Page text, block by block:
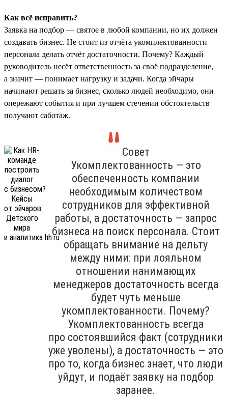
Как всё исправить?
Заявка на подбор — святое в любой компании, но их должен
создавать бизнес. Не стоит из отчёта укомплектованности
персонала делать отчёт достаточности. Почему? Каждый
руководитель несёт ответственность за своё подразделение,
а значит — понимает нагрузку и задачи. Когда эйчары
начинают решать за бизнес, сколько людей необходимо, они
опережают события и при лучшем стечении обстоятельств
получают саботаж.
Совет
Укомплектованность — это
обеспеченность компании
необходимым количеством
сотрудников для эффективной
работы, а достаточность — запрос
бизнеса на поиск персонала. Стоит
обращать внимание на дельту
между ними: при лояльном
отношении нанимающих
менеджеров достаточность всегда
будет чуть меньше
укомплектованности. Почему?
Укомплектованность всегда
про состоявшийся факт (сотрудники
уже уволены), а достаточность — это
про то, когда бизнес знает, что люди
уйдут, и подаёт заявку на подбор
заранее.